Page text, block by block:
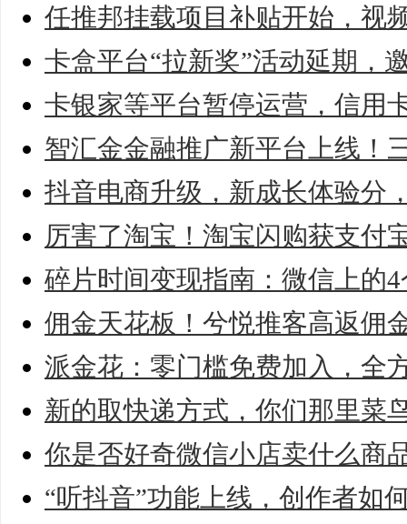
任推邦挂载项目补贴开始，视
卡盒平台“拉新奖”活动延期，
卡银家等平台暂停运营，信用
智汇金金融推广新平台上线！
抖音电商升级，新成长体验分
厉害了淘宝！淘宝闪购获支付
碎片时间变现指南：微信上的
佣金天花板！兮悦推客高返佣
派金花：零门槛免费加入，全
新的取快递方式，你们那里菜
你是否好奇微信小店卖什么商
“听抖音”功能上线，创作者如